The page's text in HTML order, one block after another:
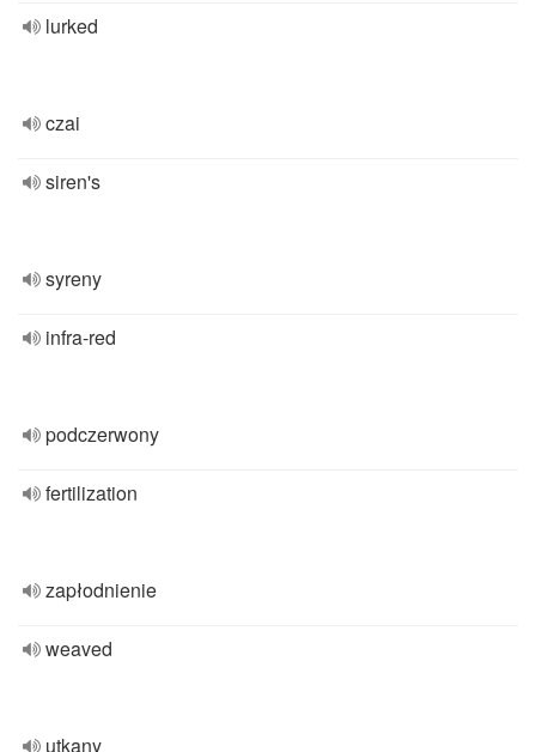
lurked
czai
siren's
syreny
infra-red
podczerwony
fertilization
zapłodnienie
weaved
utkany